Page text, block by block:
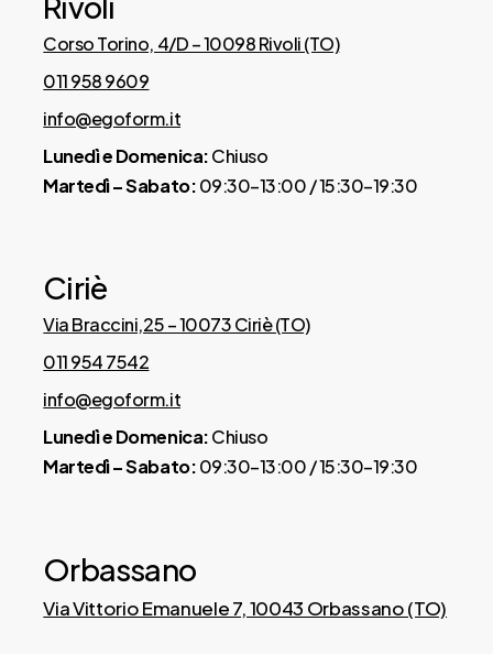
Adatto alle reti a doghe, anche
Prodotto certificato come
Dispositivo Medico
Detraibile fiscalmente secondo la
di ergonomia e prevenzione
posturale.
Corso Torino, 4/D – 10098 Rivoli (TO)
011 958 9609
info@egoform.it
Lunedì e Domenica:Chiuso
Martedì – Sabato:09:30–13:00 / 15:30–19:30
Ciriè
Via Braccini,25 – 10073 Ciriè (TO)
011 954 7542
info@egoform.it
Lunedì e Domenica:Chiuso
Martedì – Sabato:09:30–13:00 / 15:30–19:30
Orbassano
Via Vittorio Emanuele 7, 10043 Orbassano (TO)